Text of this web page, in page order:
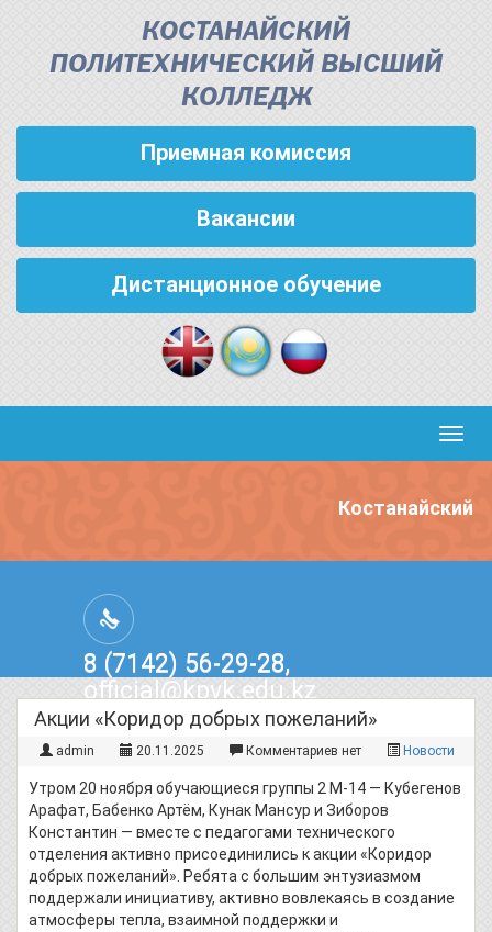
КОСТАНАЙСКИЙ
ПОЛИТЕХНИЧЕСКИЙ ВЫСШИЙ
КОЛЛЕДЖ
Приемная комиссия
Вакансии
Дистанционное обучение
Костанайский
8 (7142) 56-29-28,
official@kpvk.edu.kz
г.Костанай, Проспект Кобыланды
Батыра, 3
Акции «Коридор добрых пожеланий»
admin 20.11.2025 Комментариев нет Новости
Утром 20 ноября обучающиеся группы 2 М-14 — Кубегенов
Арафат, Бабенко Артём, Кунак Мансур и Зиборов
Константин — вместе с педагогами технического
отделения активно присоединились к акции «Коридор
добрых пожеланий». Ребята с большим энтузиазмом
поддержали инициативу, активно вовлекаясь в создание
атмосферы тепла, взаимной поддержки и